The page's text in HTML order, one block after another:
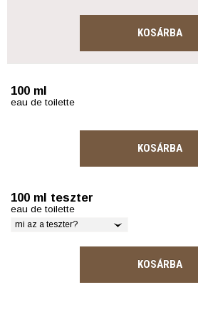
KOSÁRBA
100 ml
eau de toilette
KOSÁRBA
100 ml teszter
eau de toilette
mi az a teszter?
KOSÁRBA